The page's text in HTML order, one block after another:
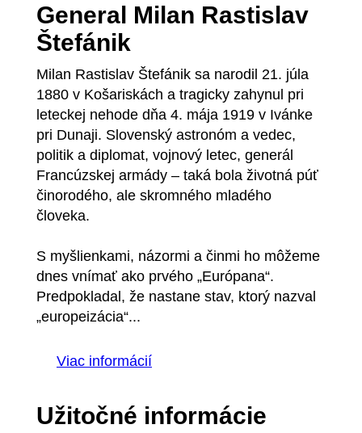
General Milan Rastislav
Štefánik
Milan Rastislav Štefánik sa narodil 21. júla
1880 v Košariskách a tragicky zahynul pri
leteckej nehode dňa 4. mája 1919 v Ivánke
pri Dunaji. Slovenský astronóm a vedec,
politik a diplomat, vojnový letec, generál
Francúzskej armády – taká bola životná púť
činorodého, ale skromného mladého
človeka.
S myšlienkami, názormi a činmi ho môžeme
dnes vnímať ako prvého „Európana“.
Predpokladal, že nastane stav, ktorý nazval
„europeizácia“...
Viac informácií
Užitočné informácie